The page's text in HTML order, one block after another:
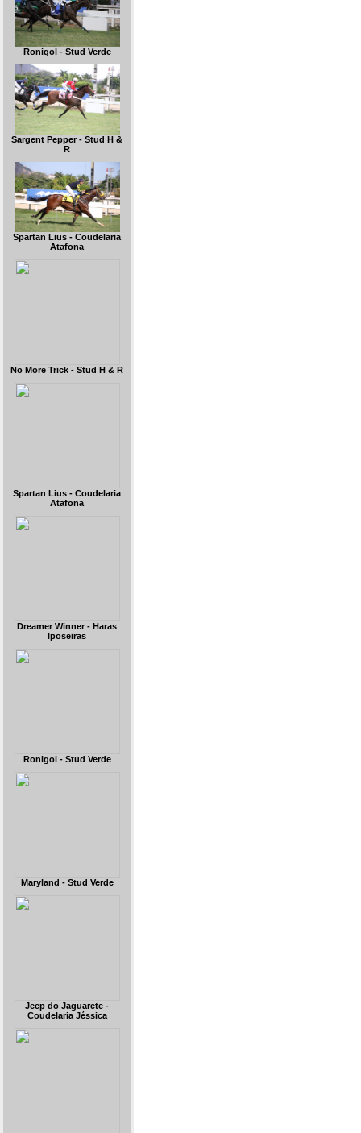
Ronigol - Stud Verde
Sargent Pepper - Stud H &
R
Spartan Lius - Coudelaria
Atafona
No More Trick - Stud H & R
Spartan Lius - Coudelaria
Atafona
Dreamer Winner - Haras
Iposeiras
Ronigol - Stud Verde
Maryland - Stud Verde
Jeep do Jaguarete -
Coudelaria Jéssica